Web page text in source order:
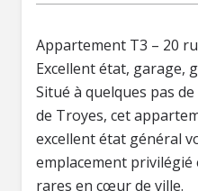
Appartement T3 – 20
Excellent état, garage,
Situé à quelques pas
de Troyes, cet
excellent état général
emplacement privilégié
rares en cœur de ville.